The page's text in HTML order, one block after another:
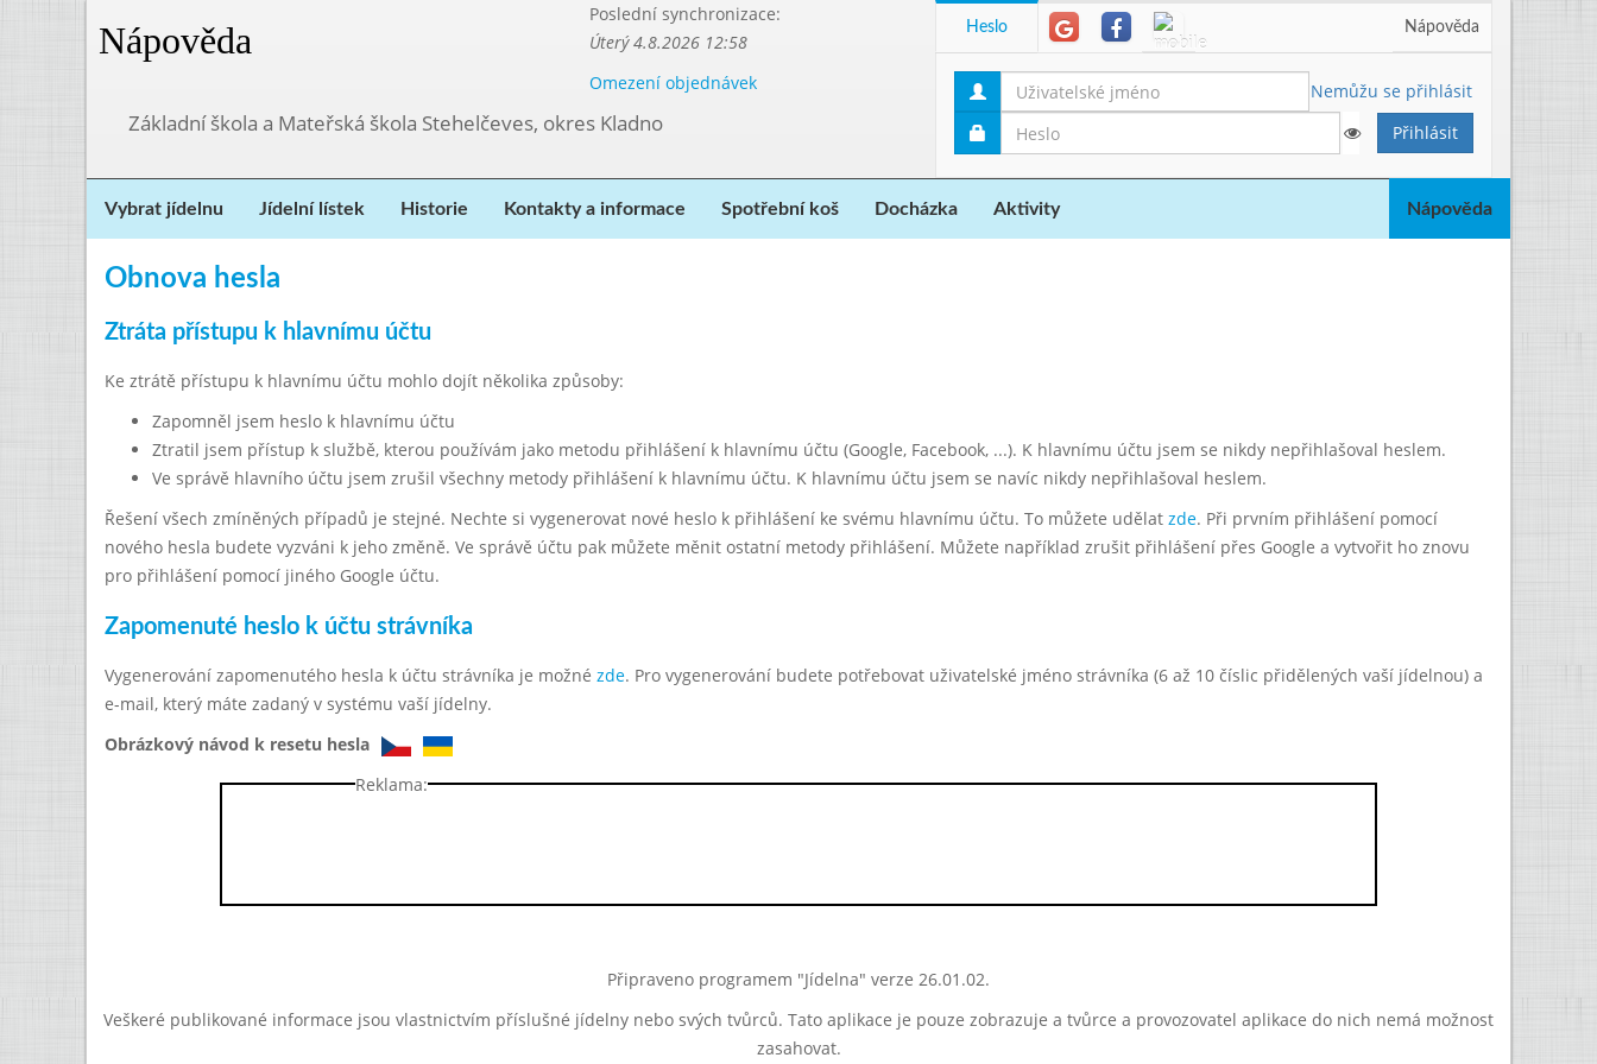
Nápověda
Poslední synchronizace:
Úterý 4.8.2026 12:58
Omezení objednávek
Základní škola a Mateřská škola Stehelčeves, okres Kladno
Heslo Nápověda
Nemůžu se přihlásit
Vybrat jídelnu Jídelní lístek Historie Kontakty a informace Spotřební koš Docházka Aktivity Nápověda
Obnova hesla
Ztráta přístupu k hlavnímu účtu
Ke ztrátě přístupu k hlavnímu účtu mohlo dojít několika způsoby:
Zapomněl jsem heslo k hlavnímu účtu
Ztratil jsem přístup k službě, kterou používám jako metodu přihlášení k hlavnímu účtu (Google, Facebook, ...). K hlavnímu účtu jsem se nikdy nepřihlašoval heslem.
Ve správě hlavního účtu jsem zrušil všechny metody přihlášení k hlavnímu účtu. K hlavnímu účtu jsem se navíc nikdy nepřihlašoval heslem.
Řešení všech zmíněných případů je stejné. Nechte si vygenerovat nové heslo k přihlášení ke svému hlavnímu účtu. To můžete udělat zde. Při prvním přihlášení pomocí
nového hesla budete vyzváni k jeho změně. Ve správě účtu pak můžete měnit ostatní metody přihlášení. Můžete například zrušit přihlášení přes Google a vytvořit ho znovu
pro přihlášení pomocí jiného Google účtu.
Zapomenuté heslo k účtu strávníka
Vygenerování zapomenutého hesla k účtu strávníka je možné zde. Pro vygenerování budete potřebovat uživatelské jméno strávníka (6 až 10 číslic přidělených vaší jídelnou) a
e-mail, který máte zadaný v systému vaší jídelny.
Obrázkový návod k resetu hesla
Reklama:
Připraveno programem "Jídelna" verze 26.01.02.
Veškeré publikované informace jsou vlastnictvím příslušné jídelny nebo svých tvůrců. Tato aplikace je pouze zobrazuje a tvůrce a provozovatel aplikace do nich nemá možnost
zasahovat.